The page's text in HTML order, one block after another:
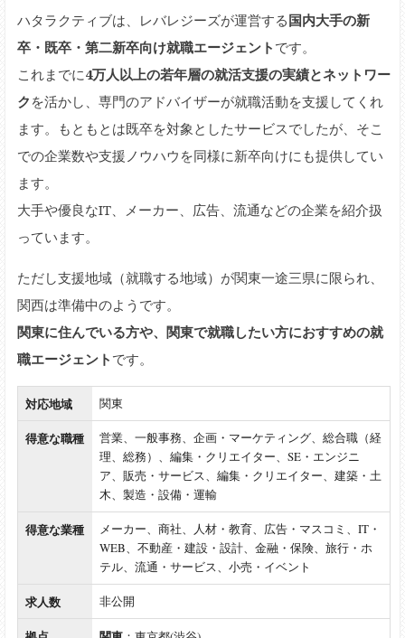
ハタラクティブは、レバレジーズが運営する国内大手の新
卒・既卒・第二新卒向け就職エージェント です。
これまでに4万人以上の若年層の就活支援の実績とネットワー
ク を活かし、専門のアドバイザーが就職活動を支援してくれ
ます。もともとは既卒を対象としたサービスでしたが、そこ
での企業数や支援ノウハウを同様に新卒向けにも提供してい
ます。
大手や優良なIT、メーカー、広告、流通などの企業を紹介扱
っています。
ただし支援地域（就職する地域）が関東一途三県に限られ、
関西は準備中のようです。
関東に住んでいる方や、関東で就職したい方におすすめの就
職エージェント です。
対応地域 関東
得意な職種
営業、一般事務、企画・マーケティング、総合職（経
理、総務）、編集・クリエイター、SE・エンジニ
ア、販売・サービス、編集・クリエイター、建築・土
木、製造・設備・運輸
得意な業種
メーカー、商社、人材・教育、広告・マスコミ、IT・
WEB、不動産・建設・設計、金融・保険、旅行・ホ
テル、流通・サービス、小売・イベント
求人数 非公開